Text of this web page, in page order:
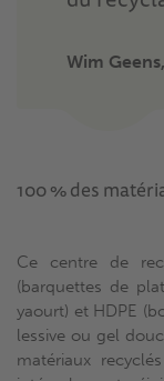
Wim
100 % des
Ce centre de
(barquettes de
yaourt) et HDPE
lessive ou gel
matériaux